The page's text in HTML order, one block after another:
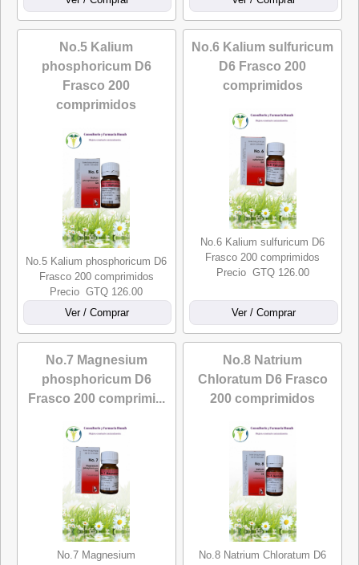
No.5 Kalium
phosphoricum D6
Frasco 200
comprimidos
No.5 Kalium phosphoricum D6
Frasco 200 comprimidos
Precio GTQ 126.00
No.6 Kalium sulfuricum
D6 Frasco 200
comprimidos
No.6 Kalium sulfuricum D6
Frasco 200 comprimidos
Precio GTQ 126.00
No.7 Magnesium
phosphoricum D6
Frasco 200 comprimi...
No.7 Magnesium
No.8 Natrium
Chloratum D6 Frasco
200 comprimidos
No.8 Natrium Chloratum D6